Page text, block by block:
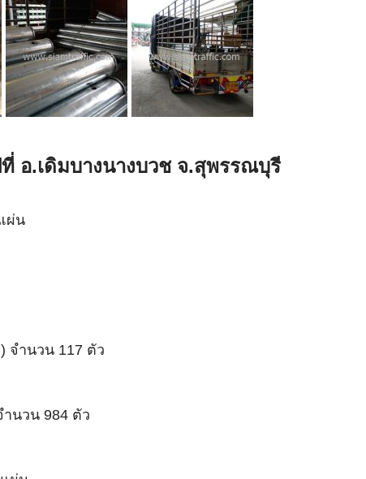
ที่ อ.เดิมบางนางบวช จ.สุพรรณบุรี
ผ่น
จำนวน 117 ตัว
ำนวน 984 ตัว